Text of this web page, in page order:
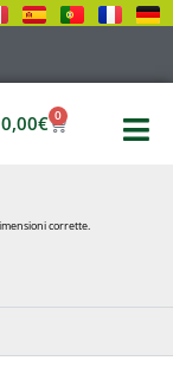
0,00€ 0
corrette.